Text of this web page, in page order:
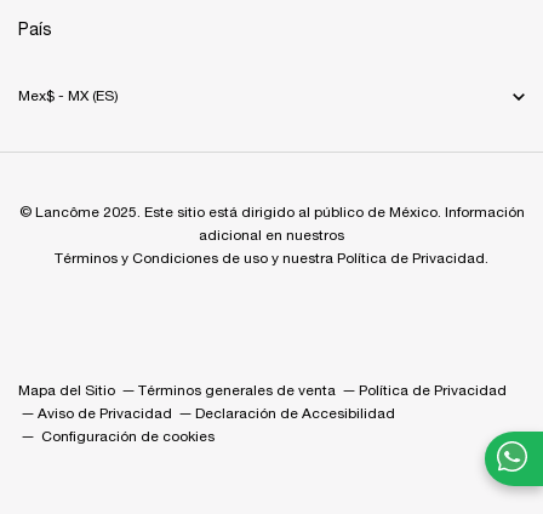
País
Mex$ - MX (ES)
© Lancôme 2025. Este sitio está dirigido al público de México. Información
adicional en nuestros
Términos y Condiciones de uso y nuestra Política de Privacidad.
Mapa del Sitio Términos generales de venta
Política de Privacidad
Aviso de Privacidad
Declaración de Accesibilidad
Configuración de cookies